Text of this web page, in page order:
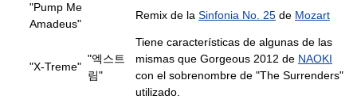
"Pump Me
Amadeus"
Remix de la Sinfonia No. 25 de Mozart
"X-Treme"
"엑스트
림"
Tiene características de algunas de las
mismas que Gorgeous 2012 de NAOKI
con el sobrenombre de "The Surrenders"
utilizado.